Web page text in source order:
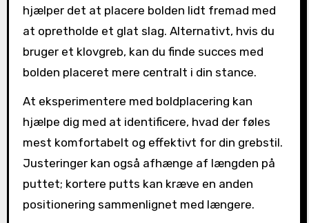
hjælper det at placere bolden lidt fremad med
at opretholde et glat slag. Alternativt, hvis du
bruger et klovgreb, kan du finde succes med
bolden placeret mere centralt i din stance.
At eksperimentere med boldplacering kan
hjælpe dig med at identificere, hvad der føles
mest komfortabelt og effektivt for din grebstil.
Justeringer kan også afhænge af længden på
puttet; kortere putts kan kræve en anden
positionering sammenlignet med længere.